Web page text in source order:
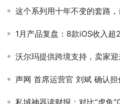
这个系列用十年不变的套路
1月产品复盘：8款iOS收入超
沃尔玛提供跨境支持，卖家
声网 首席运营官 刘斌 确认担任 GICC2024 | 第五